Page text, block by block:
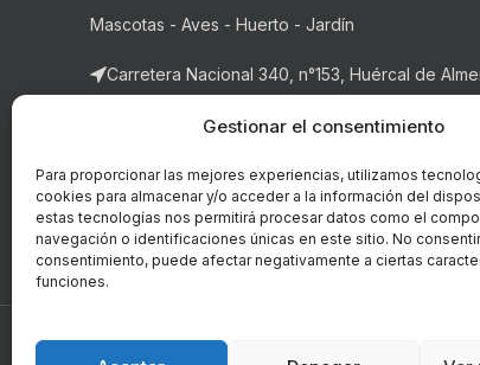
Gestionar el consentimiento
Para proporcionar las mejores experiencias, utilizamos
cookies para almacenar y/o acceder a la información del
estas tecnologías nos permitirá procesar datos como el
navegación o identificaciones únicas en este sitio. No
consentimiento, puede afectar negativamente a ciertas
funciones.
Mascotas - Aves - Huerto - Jardín
Carretera Nacional 340, n°153, Huércal de
Correo: ventas@masqueunhobby.com
Horario: de lunes a viernes de 9:00h. a 14h y
14:00h.
© Copyright - 2018-2026
PROGRAMA KIT